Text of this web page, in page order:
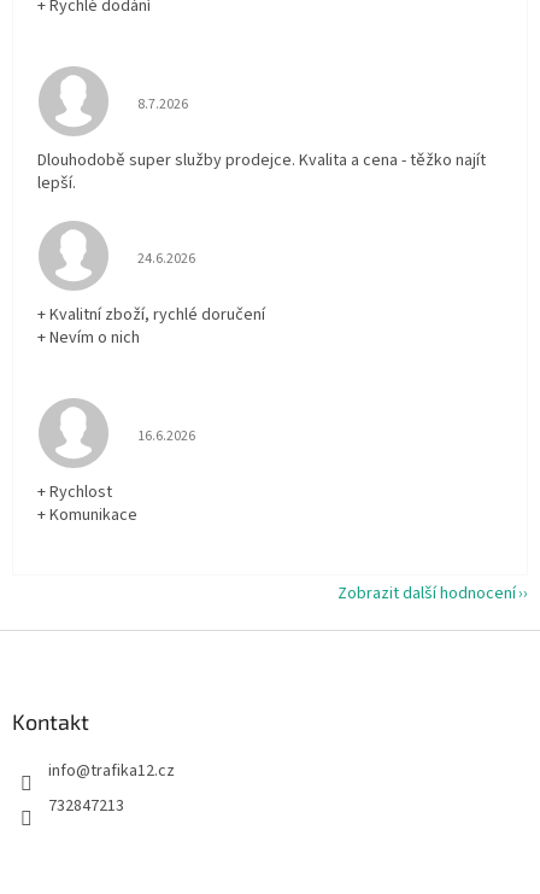
+ Rychlé dodání
Hodnocení obchodu je 5 z 5 hvězdiček.
8.7.2026
Dlouhodobě super služby prodejce. Kvalita a cena - těžko najít
lepší.
Hodnocení obchodu je 5 z 5 hvězdiček.
24.6.2026
+ Kvalitní zboží, rychlé doručení
+ Nevím o nich
Hodnocení obchodu je 5 z 5 hvězdiček.
16.6.2026
+ Rychlost
+ Komunikace
Zobrazit další hodnocení
Kontakt
info@trafika12.cz
732847213